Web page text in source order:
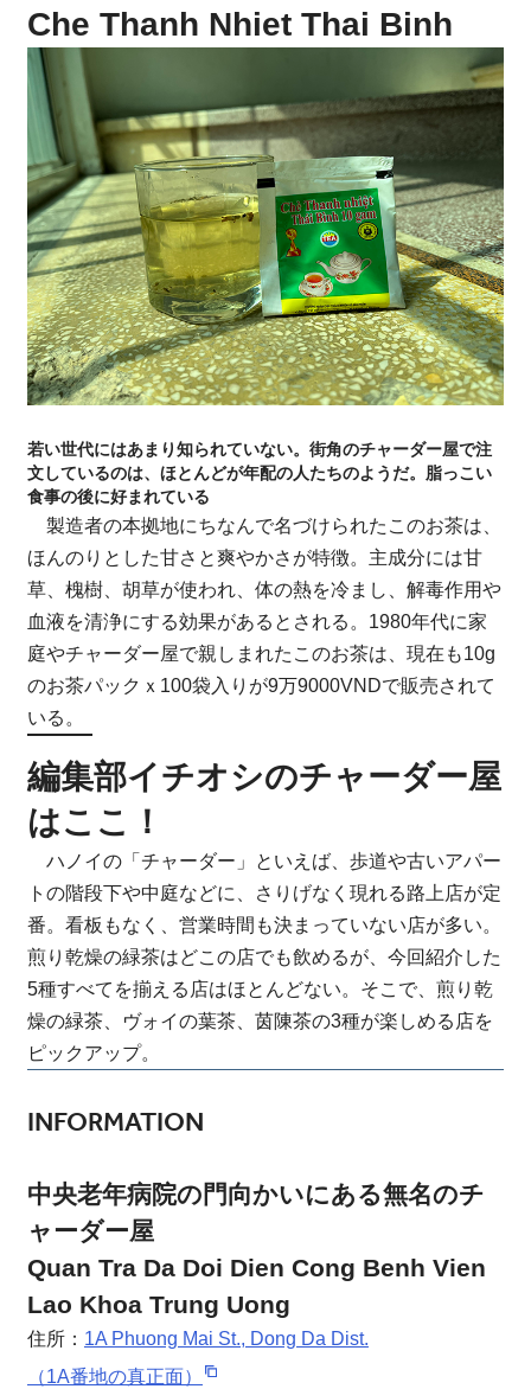
Che Thanh Nhiet Thai Binh
若い世代にはあまり知られていない。街角のチャーダー屋で注
文しているのは、ほとんどが年配の人たちのようだ。脂っこい
食事の後に好まれている
製造者の本拠地にちなんで名づけられたこのお茶は、
ほんのりとした甘さと爽やかさが特徴。主成分には甘
草、槐樹、胡草が使われ、体の熱を冷まし、解毒作用や
血液を清浄にする効果があるとされる。1980年代に家
庭やチャーダー屋で親しまれたこのお茶は、現在も10g
のお茶パックｘ100袋入りが9万9000VNDで販売されて
いる。
編集部イチオシのチャーダー屋
はここ！
ハノイの「チャーダー」といえば、歩道や古いアパー
トの階段下や中庭などに、さりげなく現れる路上店が定
番。看板もなく、営業時間も決まっていない店が多い。
煎り乾燥の緑茶はどこの店でも飲めるが、今回紹介した
5種すべてを揃える店はほとんどない。そこで、煎り乾
燥の緑茶、ヴォイの葉茶、茵陳茶の3種が楽しめる店を
ピックアップ。
INFORMATION
中央老年病院の門向かいにある無名のチ
ャーダー屋
Quan Tra Da Doi Dien Cong Benh Vien
Lao Khoa Trung Uong
住所： 1A Phuong Mai St., Dong Da Dist.
（1A番地の真正面）